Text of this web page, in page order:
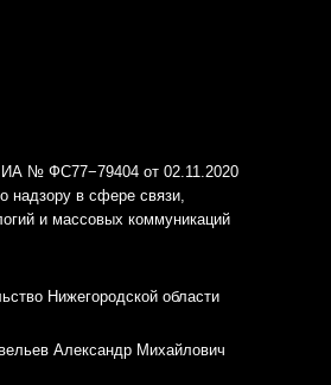
ИА № ФС77−79404 от 02.11.2020
надзору в сфере связи,
и массовых коммуникаций
Нижегородской области
Александр Михайлович